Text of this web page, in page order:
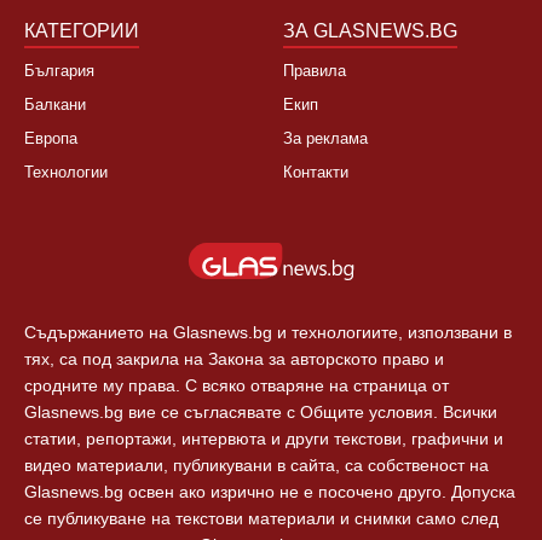
КАТЕГОРИИ
България
Балкани
Европа
Технологии
ЗА GLASNEWS.BG
Правила
Екип
За реклама
Контакти
Съдържанието на Glasnews.bg и технологиите, използвани в
тях, са под закрила на Закона за авторското право и
сродните му права. С всяко отваряне на страница от
Glasnews.bg вие се съгласявате с Общите условия. Всички
статии, репортажи, интервюта и други текстови, графични и
видео материали, публикувани в сайта, са собственост на
Glasnews.bg освен ако изрично не е посочено друго. Допуска
се публикуване на текстови материали и снимки само след